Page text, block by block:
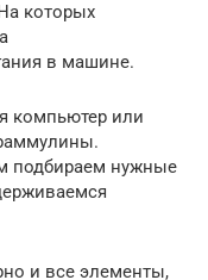
которых
в машине.
компьютер или
подбираем нужные
и все элементы,